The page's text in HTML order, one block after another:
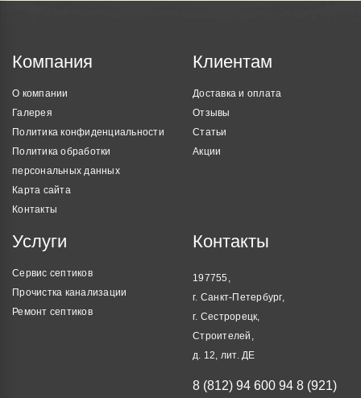
Компания
О компании
Галерея
Политика конфиденциальности
Политика обработки
персональных данных
Карта сайта
Контакты
Клиентам
Доставка и оплата
Отзывы
Статьи
Акции
Услуги
Сервис септиков
Прочистка канализации
Ремонт септиков
Контакты
197755,
г. Санкт-Петербург,
г. Сестрорецк,
Строителей,
д. 12, лит. ДЕ
8 (812) 94 600 94 8 (921)